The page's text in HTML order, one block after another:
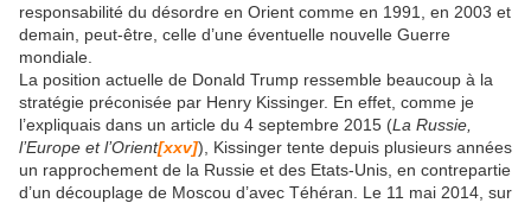
responsabilité du désordre en Orient comme en 1991, en 2003 et
demain, peut-être, celle d’une éventuelle nouvelle Guerre
mondiale.
La position actuelle de Donald Trump ressemble beaucoup à la
stratégie préconisée par Henry Kissinger. En effet, comme je
l’expliquais dans un article du 4 septembre 2015 (La Russie,
l’Europe et l’Orient[xxv]), Kissinger tente depuis plusieurs années
un rapprochement de la Russie et des Etats-Unis, en contrepartie
d’un découplage de Moscou d’avec Téhéran. Le 11 mai 2014, sur